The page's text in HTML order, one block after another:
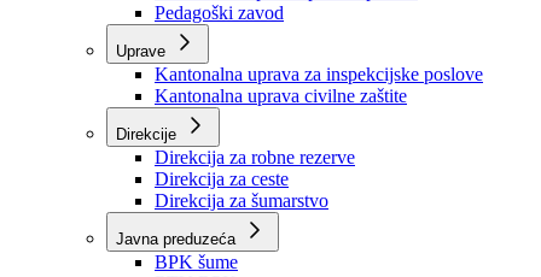
Zavod zdravstvenog osiguranja
Zavod za javno zdravstvo
Zavod za besplatnu pravnu pomoć
Pedagoški zavod
Kantonalna uprava za inspekcijske poslove
Kantonalna uprava civilne zaštite
Direkcije
Direkcija za robne rezerve
Direkcija za ceste
Direkcija za šumarstvo